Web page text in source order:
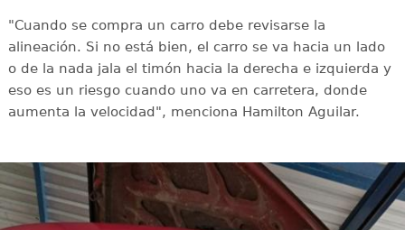
"Cuando se compra un carro debe revisarse la
alineación. Si no está bien, el carro se va hacia un lado
o de la nada jala el timón hacia la derecha e izquierda y
eso es un riesgo cuando uno va en carretera, donde
aumenta la velocidad", menciona Hamilton Aguilar.